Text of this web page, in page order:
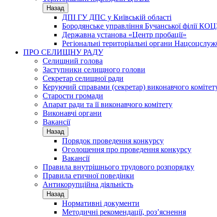
Назад
ДПІ ГУ ДПС у Київській області
Бородянське управління Бучанської філії
Державна установа «Центр пробації»
Регіональні територіальні органи
ПРО СЕЛИЩНУ РАДУ
Селищний голова
Заступники селищного голови
Секретар селищної ради
Керуючий справами (секретар) виконавчого
Старости громади
Апарат ради та її виконавчого комітету
Виконавчі органи
Вакансії
Назад
Порядок проведення конкурсу
Оголошення про проведення конкурсу
Вакансії
Правила внутрішнього трудового розпорядку
Правила етичної поведінки
Антикорупційна діяльність
Назад
Нормативні документи
Методичні рекомендації, роз’яснення